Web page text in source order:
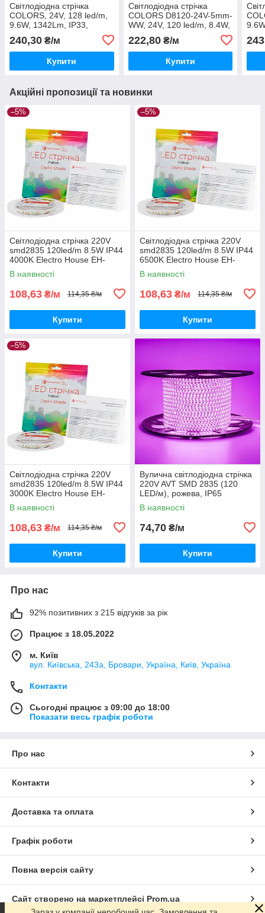
Світлодіодна стрічка
COLORS, 24V, 128 led/m,
9.6W, 1342Lm, IP33,
3000K (D8128-24V-8mm-
WW)
240,30 ₴/м
Купити
Світлодіодна стрічка
COLORS D8120-24V-5mm-
WW, 24V, 120 led/m, 8.4W,
222,80₴/м
Купити
243
Акційні пропозиції та новинки
–5%
Світлодіодна стрічка 220V
smd2835 120led/m 8.5W IP44
4000K Electro House EH-
STR15SHAC
В наявності
108,63 ₴/м 114,35 ₴/м
Купити
–5%
Світлодіодна стрічка 220V
smd2835 120led/m 8.5W IP44
6500K Electro House EH-
STR16SHAC
В наявності
108,63 ₴/м 114,35 ₴/м
Купити
–5%
Світлодіодна стрічка 220V
smd2835 120led/m 8.5W IP44
3000K Electro House EH-
STR17SHAC
В наявності
108,63 ₴/м 114,35 ₴/м
Купити
Вулична світлодіодна стрічка
220V AVT SMD 2835 (120
LED/м), рожева, IP65
В наявності
74,70 ₴/м
Купити
Про нас
92% позитивних з 215 відгуків за рік
Працює з 18.05.2022
м. Київ
вул. Київська, 243а, Бровари, Україна, Київ, Україна
Контакти
Сьогодні працює з 09:00 до 18:00
Показати весь графік роботи
Про нас
Контакти
Доставка та оплата
Графік роботи
Повна версія сайту
Сайт створено на маркетплейсі Prom.ua